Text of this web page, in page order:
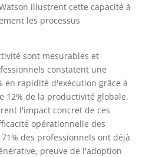
illustrent cette capacité à
les processus
sont mesurables et
constatent une
en rapidité d'exécution grâce à
12% de la productivité globale.
l'impact concret de ces
opérationnelle des
des professionnels ont déjà
preuve de l'adoption